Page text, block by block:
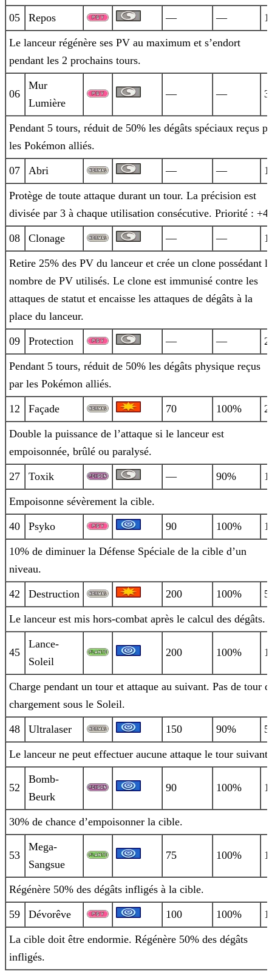
05 Repos — —
Le lanceur régénère ses PV au maximum et s’endort
pendant les 2 prochains tours.
06
Mur
Lumière
— —
Pendant 5 tours, réduit de 50% les dégâts spéciaux reçus
les Pokémon alliés.
07 Abri — —
Protège de toute attaque durant un tour. La précision est
divisée par 3 à chaque utilisation consécutive. Priorité : +4.
08 Clonage — —
Retire 25% des PV du lanceur et crée un clone possédant le
nombre de PV utilisés. Le clone est immunisé contre les
attaques de statut et encaisse les attaques de dégâts à la
place du lanceur.
09 Protection — —
Pendant 5 tours, réduit de 50% les dégâts physique reçus
par les Pokémon alliés.
12 Façade 70 100%
Double la puissance de l’attaque si le lanceur est
empoisonnée, brûlé ou paralysé.
27 Toxik — 90%
Empoisonne sévèrement la cible.
40 Psyko 90 100%
10% de diminuer la Défense Spéciale de la cible d’un
niveau.
42 Destruction 200 100% 5
Le lanceur est mis hors-combat après le calcul des dégâts.
45
Lance-
Soleil
200 100%
Charge pendant un tour et attaque au suivant. Pas de tour
chargement sous le Soleil.
48 Ultralaser 150 90% 5
Le lanceur ne peut effectuer aucune attaque le tour suivant.
52
Bomb-
Beurk
90 100%
30% de chance d’empoisonner la cible.
53
Mega-
Sangsue
75 100%
Régénère 50% des dégâts infligés à la cible.
59 Dévorêve 100 100%
La cible doit être endormie. Régénère 50% des dégâts
infligés.